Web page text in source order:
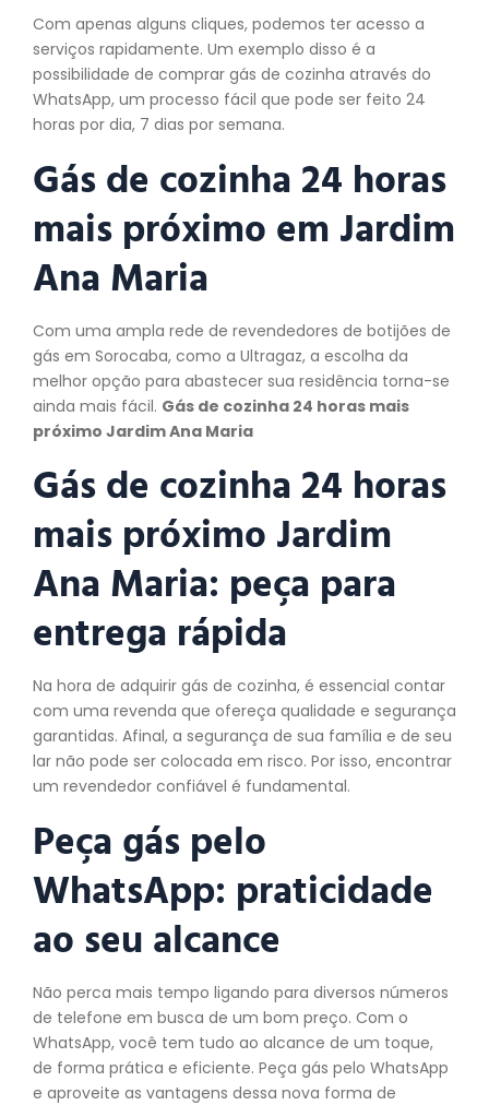
Com apenas alguns cliques, podemos ter acesso a
serviços rapidamente. Um exemplo disso é a
possibilidade de comprar gás de cozinha através do
WhatsApp, um processo fácil que pode ser feito 24
horas por dia, 7 dias por semana.
Gás de cozinha 24 horas
mais próximo em Jardim
Ana Maria
Com uma ampla rede de revendedores de botijões de
gás em Sorocaba, como a Ultragaz, a escolha da
melhor opção para abastecer sua residência torna-se
ainda mais fácil. Gás de cozinha 24 horas mais
próximo Jardim Ana Maria
Gás de cozinha 24 horas
mais próximo Jardim
Ana Maria: peça para
entrega rápida
Na hora de adquirir gás de cozinha, é essencial contar
com uma revenda que ofereça qualidade e segurança
garantidas. Afinal, a segurança de sua família e de seu
lar não pode ser colocada em risco. Por isso, encontrar
um revendedor confiável é fundamental.
Peça gás pelo
WhatsApp: praticidade
ao seu alcance
Não perca mais tempo ligando para diversos números
de telefone em busca de um bom preço. Com o
WhatsApp, você tem tudo ao alcance de um toque,
de forma prática e eficiente. Peça gás pelo WhatsApp
e aproveite as vantagens dessa nova forma de